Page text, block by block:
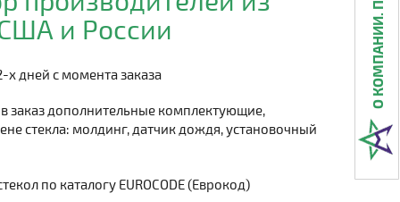
и России
х дней с момента заказа
заказ дополнительные комплектующие,
стекла: молдинг, датчик дождя, установочный
по каталогу EUROCODE (Еврокод)